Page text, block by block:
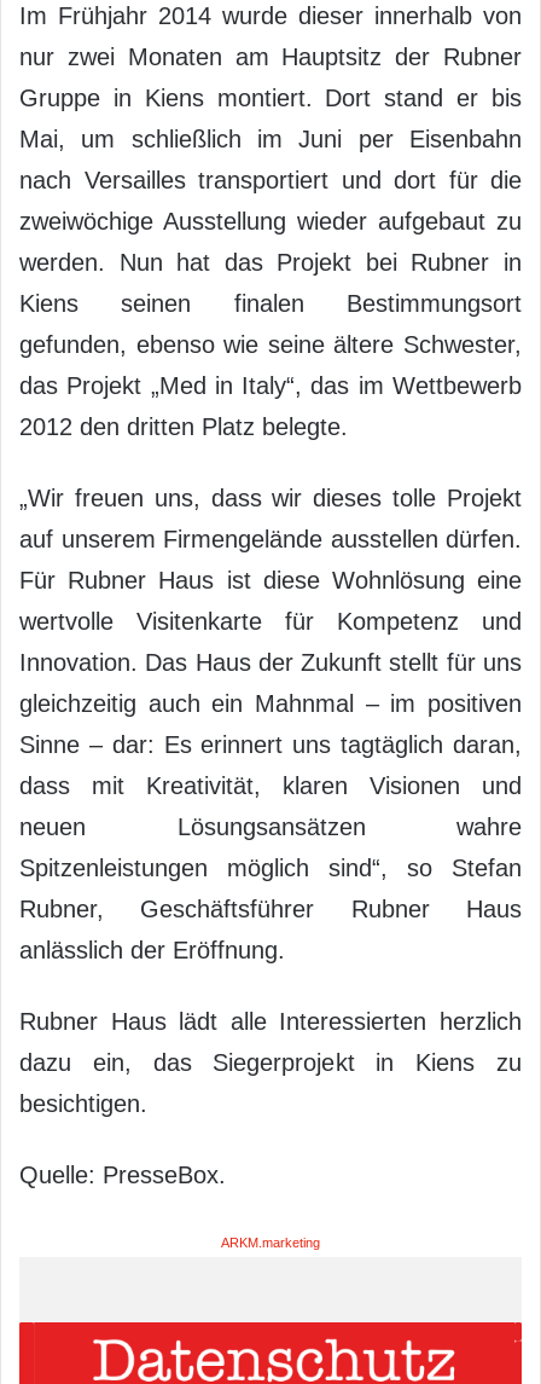
Im Frühjahr 2014 wurde dieser innerhalb von
nur zwei Monaten am Hauptsitz der Rubner
Gruppe in Kiens montiert. Dort stand er bis
Mai, um schließlich im Juni per Eisenbahn
nach Versailles transportiert und dort für die
zweiwöchige Ausstellung wieder aufgebaut zu
werden. Nun hat das Projekt bei Rubner in
Kiens seinen finalen Bestimmungsort
gefunden, ebenso wie seine ältere Schwester,
das Projekt „Med in Italy“, das im Wettbewerb
2012 den dritten Platz belegte.
„Wir freuen uns, dass wir dieses tolle Projekt
auf unserem Firmengelände ausstellen dürfen.
Für Rubner Haus ist diese Wohnlösung eine
wertvolle Visitenkarte für Kompetenz und
Innovation. Das Haus der Zukunft stellt für uns
gleichzeitig auch ein Mahnmal – im positiven
Sinne – dar: Es erinnert uns tagtäglich daran,
dass mit Kreativität, klaren Visionen und
neuen Lösungsansätzen wahre
Spitzenleistungen möglich sind“, so Stefan
Rubner, Geschäftsführer Rubner Haus
anlässlich der Eröffnung.
Rubner Haus lädt alle Interessierten herzlich
dazu ein, das Siegerprojekt in Kiens zu
besichtigen.
Quelle: PresseBox.
ARKM.marketing